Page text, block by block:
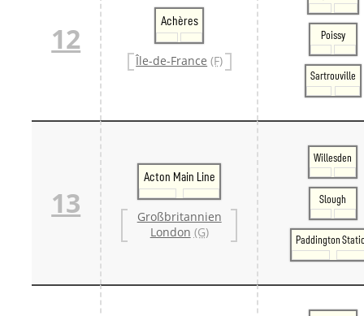
12
Achères
Île-de-France (F)
Poissy
Sartrouville
13
Acton Main Line
Großbritannien
London (G)
Willesden
Slough
Paddington